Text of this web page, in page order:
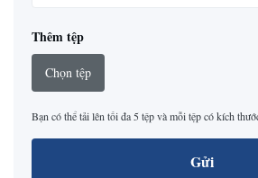
Thêm tệp
Chọn tệp
Bạn có thể tải lên tối đa 5 tệp và mỗi tệp có kích
Gửi